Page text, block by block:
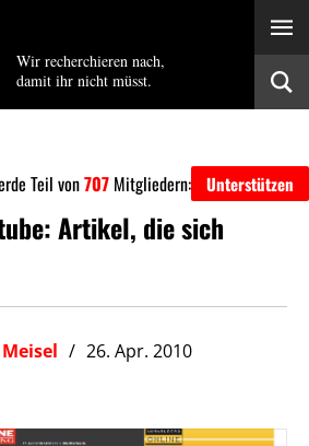
Wir recherchieren nach,
damit ihr nicht müsst.
Teil von707 Mitgliedern: Unterstützen
Artikel, die sich
26. Apr. 2010